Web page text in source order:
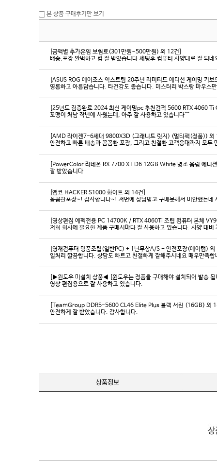
본 상품 구매후기만 보기
[금액별 추가운임 보험료(301만원~500만원) 외 12건]
배송,포장 완벽하고 컴 잘 받았습니다.세팅후 컴퓨터 사양대로 잘 되
[ASUS ROG 에이조스 익스트림 20주년 리미티드 에디션 게이밍 키
영롱하고 아름답습니다. 타건감도 좋습니다. 미스터리 박스랑 마우스
[25년도 검증완료 2024 최신 게이밍pc 추천견적 5600 RTX 4060
꼬맹이 처남 작년에 사줬는데, 아주 잘 사용하고 있습니다^^
[AMD 라이젠7-6세대 9800X3D (그래니트 릿지) (멀티팩(정품)) 외
[PowerColor 라데온 RX 7700 XT D6 12GB White 명조 음림 에디
잘 받았습니다
[앱코 HACKER S1000 화이트 외 14건]
꼼꼼한포장~! 감사합니다~! 저번에 상담받고 구매못해서 미안했는
[영상편집 에펙전용 PC 14700K / RTX 4060Ti 조립 컴퓨터 본체
[영재컴퓨터 명품조립(일반PC) + 1년무상A/S + 안전포장(에어캡)
일처리 깔끔합니다. 상담도 빠르고 친절하게 잘해주시네요 매우만족
[▶윈도우 미설치 상품◀ [윈도우는 정품을 구매해야 설치되어 발송
영상 편집용으로 잘 사용하고 있습니다.
[TeamGroup DDR5-5600 CL46 Elite Plus 블랙 서린 (16GB) 외
안전하게 잘 받았습니다. 감사합니다.